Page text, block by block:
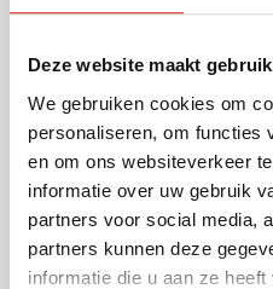
Deze website maakt
We gebruiken cookies om
personaliseren, om functies
en om ons websiteverkeer
informatie over uw gebruik
partners voor social media,
partners kunnen deze
informatie die u aan ze
879
vanaf 0,27
Pins